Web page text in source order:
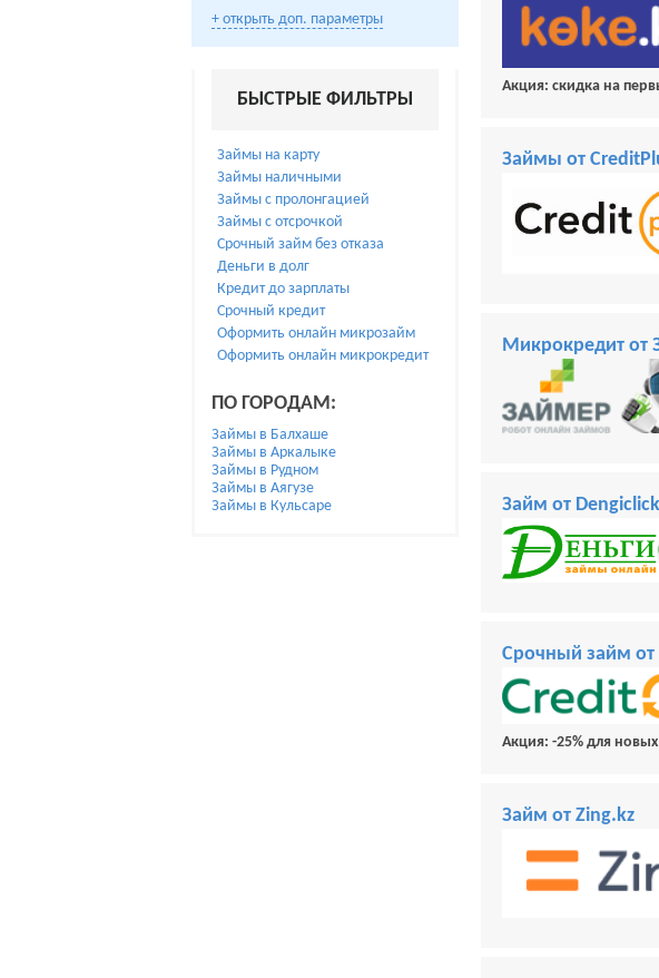
Акция: скидка на
Займы от
Микрокредит от
Займ от Dengiclick
Срочный займ от
Акция: -25% для
Займ от Zing.kz
+ открыть доп. параметры
БЫСТРЫЕ ФИЛЬТРЫ
Займы на карту
Займы наличными
Займы с пролонгацией
Займы с отсрочкой
Срочный займ без отказа
Деньги в долг
Кредит до зарплаты
Срочный кредит
Оформить онлайн микрозайм
Оформить онлайн микрокредит
ПО ГОРОДАМ:
Займы в Балхаше
Займы в Аркалыке
Займы в Рудном
Займы в Аягузе
Займы в Кульсаре